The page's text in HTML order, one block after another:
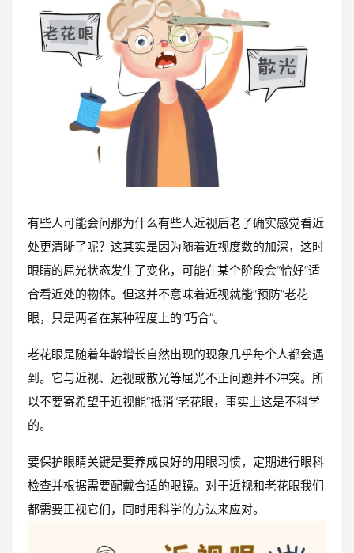
有些人可能会问那为什么有些人近视后老了确实感觉看近
处更清晰了呢？这其实是因为随着近视度数的加深，这时
眼睛的屈光状态发生了变化，可能在某个阶段会“恰好”适
合看近处的物体。但这并不意味着近视就能“预防”老花
眼，只是两者在某种程度上的“巧合”。
老花眼是随着年龄增长自然出现的现象几乎每个人都会遇
到。它与近视、远视或散光等屈光不正问题并不冲突。所
以不要寄希望于近视能“抵消”老花眼，事实上这是不科学
的。
要保护眼睛关键是要养成良好的用眼习惯，定期进行眼科
检查并根据需要配戴合适的眼镜。对于近视和老花眼我们
都需要正视它们，同时用科学的方法来应对。